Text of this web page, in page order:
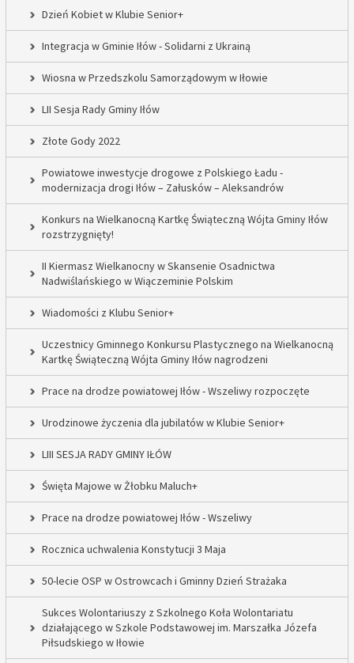
Dzień Kobiet w Klubie Senior+
Integracja w Gminie Iłów - Solidarni z Ukrainą
Wiosna w Przedszkolu Samorządowym w Iłowie
LII Sesja Rady Gminy Iłów
Złote Gody 2022
Powiatowe inwestycje drogowe z Polskiego Ładu -
modernizacja drogi Iłów – Załusków – Aleksandrów
Konkurs na Wielkanocną Kartkę Świąteczną Wójta Gminy Iłów
rozstrzygnięty!
II Kiermasz Wielkanocny w Skansenie Osadnictwa
Nadwiślańskiego w Wiączeminie Polskim
Wiadomości z Klubu Senior+
Uczestnicy Gminnego Konkursu Plastycznego na Wielkanocną
Kartkę Świąteczną Wójta Gminy Iłów nagrodzeni
Prace na drodze powiatowej Iłów - Wszeliwy rozpoczęte
Urodzinowe życzenia dla jubilatów w Klubie Senior+
LIII SESJA RADY GMINY IŁÓW
Święta Majowe w Żłobku Maluch+
Prace na drodze powiatowej Iłów - Wszeliwy
Rocznica uchwalenia Konstytucji 3 Maja
50-lecie OSP w Ostrowcach i Gminny Dzień Strażaka
Sukces Wolontariuszy z Szkolnego Koła Wolontariatu
działającego w Szkole Podstawowej im. Marszałka Józefa
Piłsudskiego w Iłowie